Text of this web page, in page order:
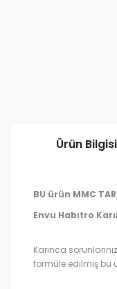
Ürün Bilgisi
BU ürün MMC
Envu Habıtro
Karınca
formüle edilmiş bu